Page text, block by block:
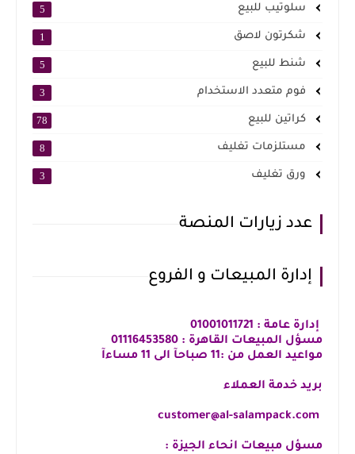
سلوتيب للبيع 5
شكرتون لاصق 1
شنط للبيع 5
فوم متعدد الاستخدام 3
كراتين للبيع 78
مستلزمات تغليف 8
ورق تغليف 3
عدد زيارات المنصة
إدارة المبيعات و الفروع
إدارة عامة : 01001011721
مسؤل المبيعات القاهرة : 01116453580
مواعيد العمل من :11 صباحآ الى 11 مساءآ
بريد خدمة العملاء
مسؤل مبيعات انحاء الجيزة :